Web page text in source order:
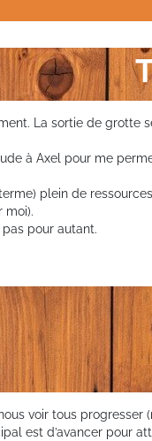
La sortie de grotte
à Axel pour me
plein de
moi).
pour autant.
voir tous progresser
est d’avancer pour